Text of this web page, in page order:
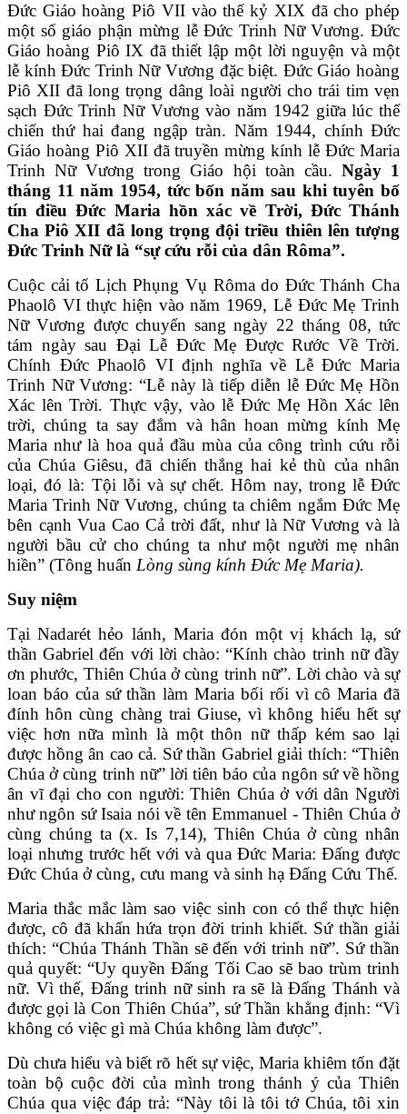
Đức Giáo hoàng Piô VII vào thế kỷ XIX đã cho phép
một số giáo phận mừng lễ Đức Trinh Nữ Vương. Đức
Giáo hoàng Piô IX đã thiết lập một lời nguyện và một
lễ kính Đức Trinh Nữ Vương đặc biệt. Đức Giáo hoàng
Piô XII đã long trọng dâng loài người cho trái tim vẹn
sạch Đức Trinh Nữ Vương vào năm 1942 giữa lúc thế
chiến thứ hai đang ngập tràn. Năm 1944, chính Đức
Giáo hoàng Piô XII đã truyền mừng kính lễ Đức Maria
Trinh Nữ Vương trong Giáo hội toàn cầu. Ngày 1
tháng 11 năm 1954, tức bốn năm sau khi tuyên bố
tín điều Đức Maria hồn xác về Trời, Đức Thánh
Cha Piô XII đã long trọng đội triều thiên lên tượng
Đức Trinh Nữ là “sự cứu rỗi của dân Rôma”.
Cuộc cải tổ Lịch Phụng Vụ Rôma do Đức Thánh Cha
Phaolô VI thực hiện vào năm 1969, Lễ Đức Mẹ Trinh
Nữ Vương được chuyển sang ngày 22 tháng 08, tức
tám ngày sau Đại Lễ Đức Mẹ Được Rước Về Trời.
Chính Đức Phaolô VI định nghĩa về Lễ Ðức Maria
Trinh Nữ Vương: “Lễ này là tiếp diễn lễ Ðức Mẹ Hồn
Xác lên Trời. Thực vậy, vào lễ Ðức Mẹ Hồn Xác lên
trời, chúng ta say đắm và hân hoan mừng kính Mẹ
Maria như là hoa quả đầu mùa của công trình cứu rỗi
của Chúa Giêsu, đã chiến thắng hai kẻ thù của nhân
loại, đó là: Tội lỗi và sự chết. Hôm nay, trong lễ Ðức
Maria Trinh Nữ Vương, chúng ta chiêm ngắm Ðức Mẹ
bên cạnh Vua Cao Cả trời đất, như là Nữ Vương và là
người bầu cử cho chúng ta như một người mẹ nhân
hiền” (Tông huấn Lòng sùng kính Ðức Mẹ Maria).
Suy niệm
Tại Nadarét hẻo lánh, Maria đón một vị khách lạ, sứ
thần Gabriel đến với lời chào: “Kính chào trinh nữ đầy
ơn phước, Thiên Chúa ở cùng trinh nữ”. Lời chào và sự
loan báo của sứ thần làm Maria bối rối vì cô Maria đã
đính hôn cùng chàng trai Giuse, vì không hiểu hết sự
việc hơn nữa mình là một thôn nữ thấp kém sao lại
được hồng ân cao cả. Sứ thần Gabriel giải thích: “Thiên
Chúa ở cùng trinh nữ” lời tiên báo của ngôn sứ về hồng
ân vĩ đại cho con người: Thiên Chúa ở với dân Người
như ngôn sứ Isaia nói về tên Emmanuel - Thiên Chúa ở
cùng chúng ta (x. Is 7,14), Thiên Chúa ở cùng nhân
loại nhưng trước hết với và qua Đức Maria: Đấng được
Đức Chúa ở cùng, cưu mang và sinh hạ Đấng Cứu Thế.
Maria thắc mắc làm sao việc sinh con có thể thực hiện
được, cô đã khấn hứa trọn đời trinh khiết. Sứ thần giải
thích: “Chúa Thánh Thần sẽ đến với trinh nữ”. Sứ thần
quả quyết: “Uy quyền Ðấng Tối Cao sẽ bao trùm trinh
nữ. Vì thế, Ðấng trinh nữ sinh ra sẽ là Ðấng Thánh và
được gọi là Con Thiên Chúa”, sứ Thần khẳng định: “Vì
không có việc gì mà Chúa không làm được”.
Dù chưa hiểu và biết rõ hết sự việc, Maria khiêm tốn đặt
toàn bộ cuộc đời của mình trong thánh ý của Thiên
Chúa qua việc đáp trả: “Này tôi là tôi tớ Chúa, tôi xin